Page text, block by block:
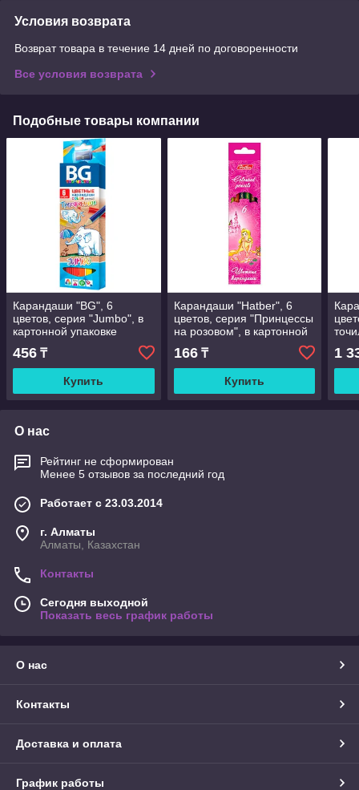
Условия возврата
Возврат товара в течение 14 дней по договоренности
Все условия возврата
Подобные товары компании
Карандаши "BG", 6
цветов, серия "Jumbo", в
картонной упаковке
456 ₸
Купить
Карандаши "Hatber", 6
цветов, серия "Принцессы
на розовом", в картонной
упаковке
166₸
Купить
1
О нас
Рейтинг не сформирован
Менее 5 отзывов за последний год
Работает с 23.03.2014
г. Алматы
Алматы, Казахстан
Контакты
Сегодня выходной
Показать весь график работы
О нас
Контакты
Доставка и оплата
График работы